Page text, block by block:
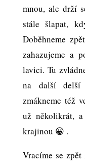
mnou, ale drží
stále šlapat,
Doběhneme
zahazujeme a
lavici. Tu
na další delší
zmákneme též
už několikrát,
krajinou 😀 .
Vracíme se